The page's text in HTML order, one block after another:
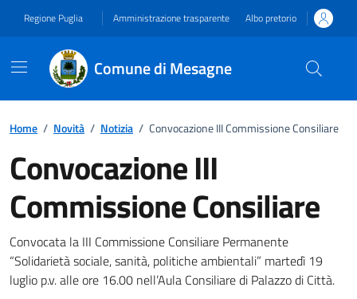
Regione Puglia Amministrazione trasparente Albo pretorio
Comune di Mesagne
Home / Novità / Notizia / Convocazione III Commissione Consiliare
Convocazione III
Commissione Consiliare
Dettagli della notizia
Convocata la III Commissione Consiliare Permanente
“Solidarietà sociale, sanità, politiche ambientali” martedì 19
luglio p.v. alle ore 16.00 nell’Aula Consiliare di Palazzo di Città.